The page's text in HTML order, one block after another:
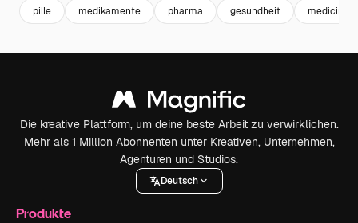
pille medikamente pharma gesundheit medicine
Die kreative Plattform, um deine beste Arbeit zu verwirklichen.
Mehr als 1 Million Abonnenten unter Kreativen, Unternehmen,
Agenturen und Studios.
Deutsch
Produkte